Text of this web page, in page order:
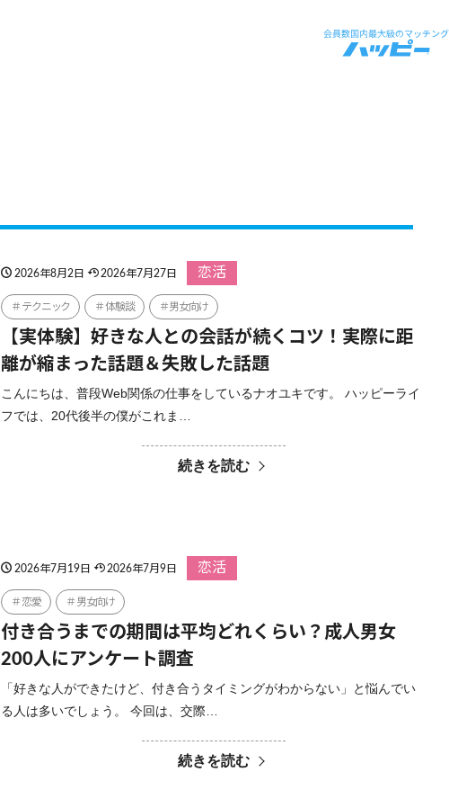
2026年8月2日 2026年7月27日 恋活
テクニック 体験談 男女向け
【実体験】好きな人との会話が続くコツ！実際に距
離が縮まった話題＆失敗した話題
こんにちは、普段Web関係の仕事をしているナオユキです。 ハッピーライ
フでは、20代後半の僕がこれま…
続きを読む
2026年7月19日 2026年7月9日 恋活
恋愛 男女向け
付き合うまでの期間は平均どれくらい？成人男女
200人にアンケート調査
「好きな人ができたけど、付き合うタイミングがわからない」と悩んでい
る人は多いでしょう。 今回は、交際…
続きを読む